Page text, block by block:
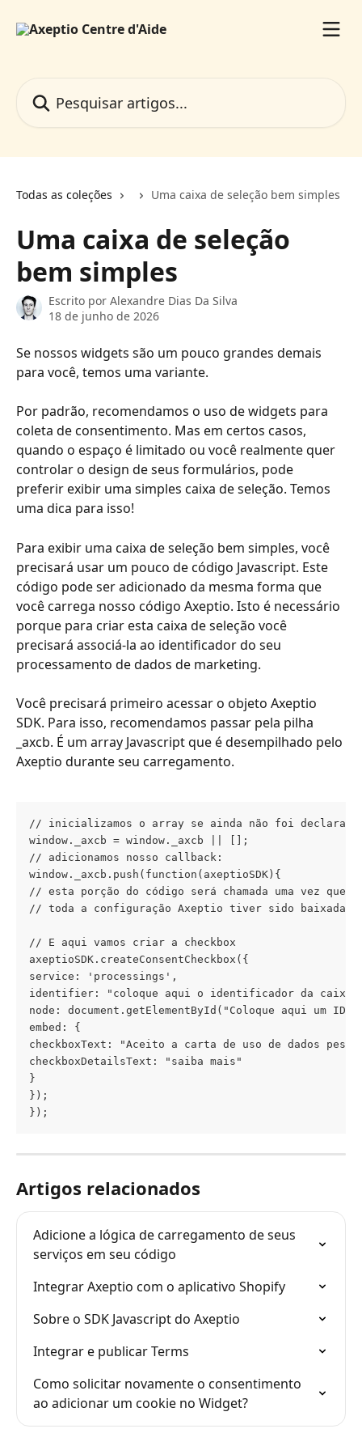
Todas as coleções Uma caixa de seleção bem simples
Uma caixa de seleção
bem simples
Escrito por Alexandre Dias Da Silva
18 de junho de 2026
Se nossos widgets são um pouco grandes demais
para você, temos uma variante.
Por padrão, recomendamos o uso de widgets para
coleta de consentimento. Mas em certos casos,
quando o espaço é limitado ou você realmente quer
controlar o design de seus formulários, pode
preferir exibir uma simples caixa de seleção. Temos
uma dica para isso!
Para exibir uma caixa de seleção bem simples, você
precisará usar um pouco de código Javascript. Este
código pode ser adicionado da mesma forma que
você carrega nosso código Axeptio. Isto é necessário
porque para criar esta caixa de seleção você
precisará associá-la ao identificador do seu
processamento de dados de marketing.
Você precisará primeiro acessar o objeto Axeptio
SDK. Para isso, recomendamos passar pela pilha
_axcb. É um array Javascript que é desempilhado pelo
Axeptio durante seu carregamento.
// inicializamos o array se ainda não foi declarado
window._axcb = window._axcb || [];
// adicionamos nosso callback:
window._axcb.push(function(axeptioSDK){
// esta porção do código será chamada uma vez que
// toda a configuração Axeptio tiver sido baixada
// E aqui vamos criar a checkbox
axeptioSDK.createConsentCheckbox({
service: 'processings',
identifier: "coloque aqui o identificador da caixa
node: document.getElementById("Coloque aqui um
embed: {
checkboxText: "Aceito a carta de uso de dados
checkboxDetailsText: "saiba mais"
}
});
});
Artigos relacionados
Adicione a lógica de carregamento de seus
serviços em seu código
Integrar Axeptio com o aplicativo Shopify
Sobre o SDK Javascript do Axeptio
Integrar e publicar Terms
Como solicitar novamente o consentimento
ao adicionar um cookie no Widget?